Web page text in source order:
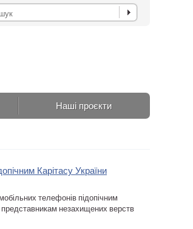
Наші проєкти
Карітасу України
телефонів підопічним
представникам незахищених верств